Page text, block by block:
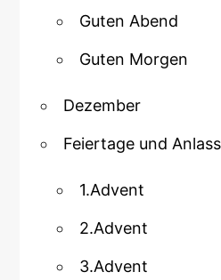
Guten Abend
Guten Morgen
Dezember
Feiertage und
1.Advent
2.Advent
3.Advent